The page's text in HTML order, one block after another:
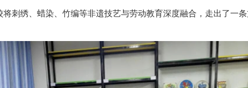
刺绣、蜡染、竹编等非遗技艺与劳动教育深度融合，走出了一